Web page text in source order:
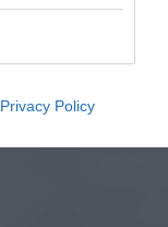
Privacy Policy